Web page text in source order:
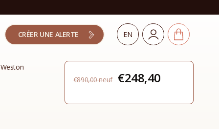
CRÉER UNE ALERTE EN
€890,00
Le
initial
€248,40
actuel